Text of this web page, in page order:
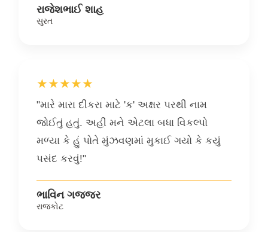
રાજેશભાઈ શાહ
સુરત
★★★★★
"મારે મારા દીકરા માટે 'ક' અક્ષર પરથી નામ
જોઈતું હતું. અહીં મને એટલા બધા વિકલ્પો
મળ્યા કે હું પોતે મુંઝવણમાં મુકાઈ ગયો કે કયું
પસંદ કરવું!"
ભાવિન ગજ્જર
રાજકોટ